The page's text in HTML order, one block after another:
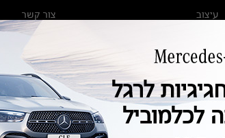
עיצוב
מגזין מרצדס-בנץ
ספרי רכב מרצדס-בנץ
נתוני זיהום אוויר וצריכת דלק וחשמל
נתוני תווית צמיגים
צור קשר